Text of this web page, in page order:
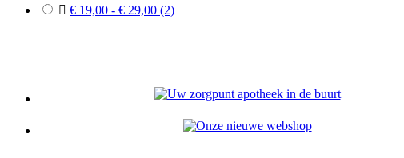
 € 19,00 - € 29,00 (2)